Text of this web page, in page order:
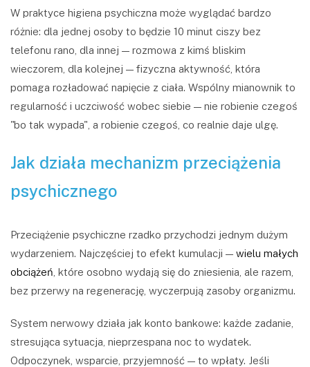
W praktyce higiena psychiczna może wyglądać bardzo
różnie: dla jednej osoby to będzie 10 minut ciszy bez
telefonu rano, dla innej — rozmowa z kimś bliskim
wieczorem, dla kolejnej — fizyczna aktywność, która
pomaga rozładować napięcie z ciała. Wspólny mianownik to
regularność i uczciwość wobec siebie — nie robienie czegoś
"bo tak wypada", a robienie czegoś, co realnie daje ulgę.
Jak działa mechanizm przeciążenia
psychicznego
Przeciążenie psychiczne rzadko przychodzi jednym dużym
wydarzeniem. Najczęściej to efekt kumulacji — wielu małych
obciążeń , które osobno wydają się do zniesienia, ale razem,
bez przerwy na regenerację, wyczerpują zasoby organizmu.
System nerwowy działa jak konto bankowe: każde zadanie,
stresująca sytuacja, nieprzespana noc to wydatek.
Odpoczynek, wsparcie, przyjemność — to wpłaty. Jeśli